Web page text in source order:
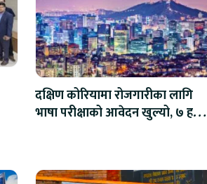
दक्षिण कोरियामा रोजगारीका लागि
भाषा परीक्षाको आवेदन खुल्यो, ७ हजार